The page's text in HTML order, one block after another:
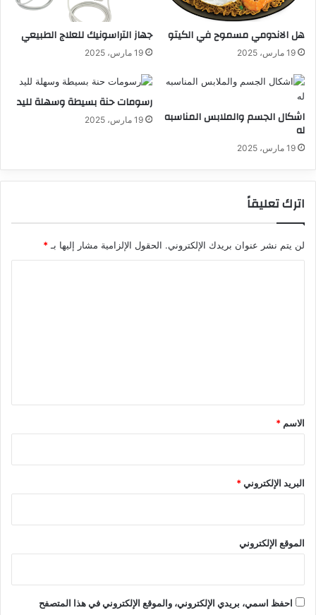
هل الاندومي مسموح في الكيتو
19 مارس، 2025
جهاز التراسونيك للعلاج الطبيعي
19 مارس، 2025
اشكال الجسم والملابس المناسبه
له
19 مارس، 2025
رسومات حنة بسيطة وسهلة لليد
19 مارس، 2025
اترك تعليقاً
لن يتم نشر عنوان بريدك الإلكتروني. الحقول الإلزامية مشار إليها بـ *
*
الاسم *
البريد الإلكتروني*
الموقع الإلكتروني
احفظ اسمي، بريدي الإلكتروني، والموقع الإلكتروني في هذا المتصفح